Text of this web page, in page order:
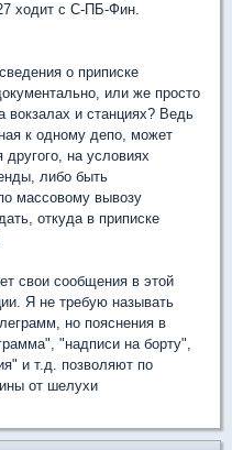
ходит с С-ПБ-Фин.
о приписке
или же просто
и станциях? Ведь
к одному депо, может
другого, на условиях
либо быть
массовому вывозу
откуда в приписке
свои сообщения в этой
Я не требую называть
но пояснения в
"надписи на борту",
и т.д. позволяют по
от шелухи